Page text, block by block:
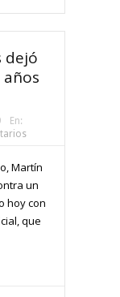
dejó
En:
Martín
un
hoy con
que